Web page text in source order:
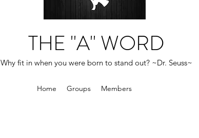
THE "A" WORD
Why fit in when you were born to stand out? ~Dr. Seuss~
Home Groups Members